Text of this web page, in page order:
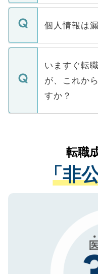
ません。
■応募殺到を
関を公にして
に、医療機関
みを人材紹介
ています。
転職・入職を
ん。また、仮
定を承諾する
の辞退の連絡
個人情報は
個人情報が漏
で、ご安心く
などで収集し
ご本人のキャ
支援を目的に
ているすべて
は、個人情報
管理基準を満
る、プライバ
で、機密保持
いますぐ転
が、これか
すか？
かがいして、
経験をまじえ
させていただ
ない方には、
ので、まずは
転職
「非